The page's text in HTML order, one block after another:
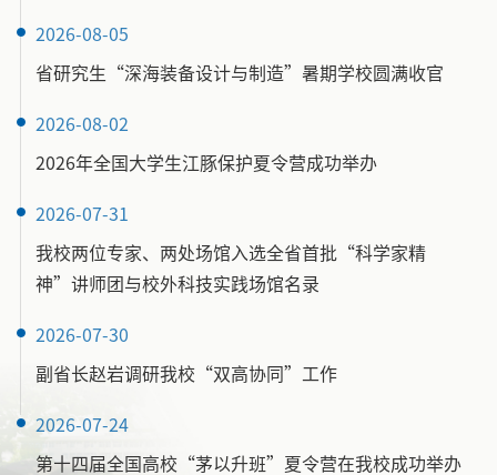
2026-08-05
省研究生“深海装备设计与制造”暑期学校圆满收官
2026-08-02
2026年全国大学生江豚保护夏令营成功举办
2026-07-31
我校两位专家、两处场馆入选全省首批“科学家精
神”讲师团与校外科技实践场馆名录
2026-07-30
副省长赵岩调研我校“双高协同”工作
2026-07-24
第十四届全国高校“茅以升班”夏令营在我校成功举办